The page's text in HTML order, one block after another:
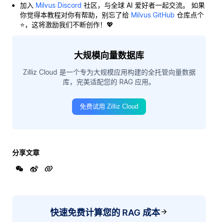
加入 Milvus Discord 社区，与全球 AI 爱好者一起交流。 如果
你觉得本教程对你有帮助，别忘了给 Milvus GitHub 仓库点个
⭐，这将激励我们不断创作！💖
大规模向量数据库
Zilliz Cloud 是一个专为大规模应用构建的全托管向量数据
库，完美适配您的 RAG 应用。
免费试用 Zilliz Cloud
分享文章
快速免费计算您的 RAG 成本